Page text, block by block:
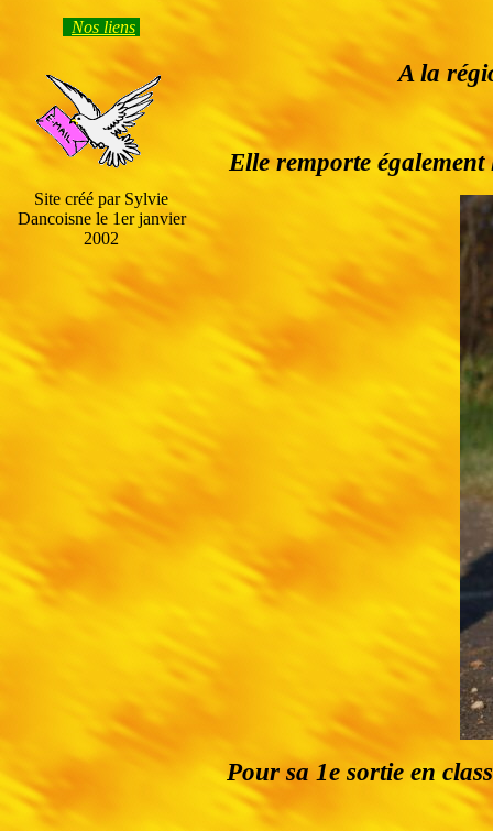
Nos liens
Site créé par Sylvie
Dancoisne le 1er janvier
2002
A la
Elle remporte
Pour sa 1e sortie en